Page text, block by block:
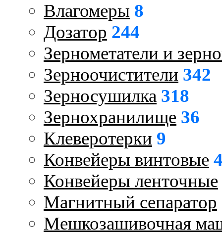
Влагомеры 8
Дозатор 244
Зернометатели и
Зерноочистители 342
Зерносушилка 318
Зернохранилище 36
Клеверотерки 9
Конвейеры винтовые
Конвейеры ленточные
Магнитный сепаратор
Мешкозашивочная